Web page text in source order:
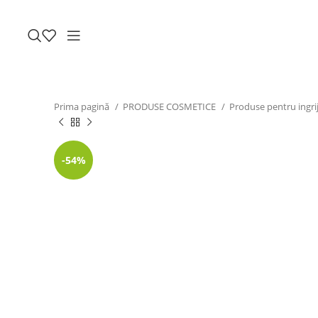
Prima pagină PRODUSE COSMETICE Produse pentru
-54%